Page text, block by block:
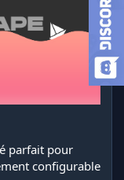
parfait pour
configurable